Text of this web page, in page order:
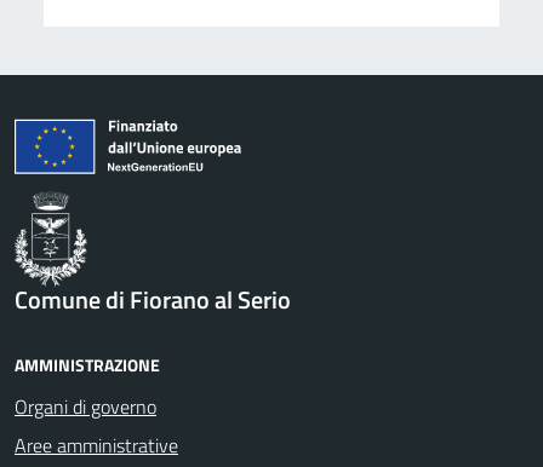
Comune di Fiorano al Serio
AMMINISTRAZIONE
Organi di governo
Aree amministrative